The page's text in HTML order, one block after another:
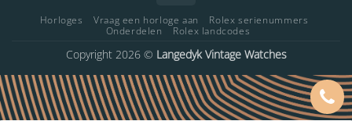
Horloges Vraag een horloge aan
Rolex serienummers
Onderdelen
Rolex landcodes
Copyright 2026 © Langedyk Vintage Watches